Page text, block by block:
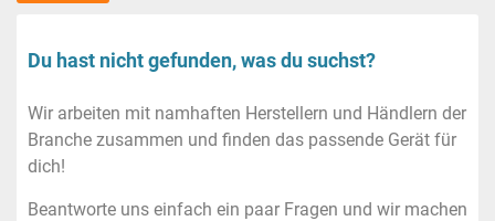
Du hast nicht gefunden, was du suchst?
Wir arbeiten mit namhaften Herstellern und Händlern der
Branche zusammen und finden das passende Gerät für
dich!
Beantworte uns einfach ein paar Fragen und wir machen